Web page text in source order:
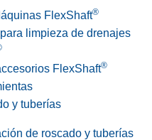
FlexShaft®
limpieza de drenajes
FlexShaft®
y tuberías
de roscado y tuberías